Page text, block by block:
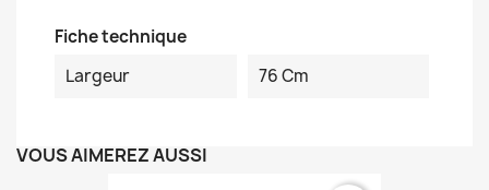
Fiche technique
Largeur
76 Cm
VOUS AIMEREZ AUSSI